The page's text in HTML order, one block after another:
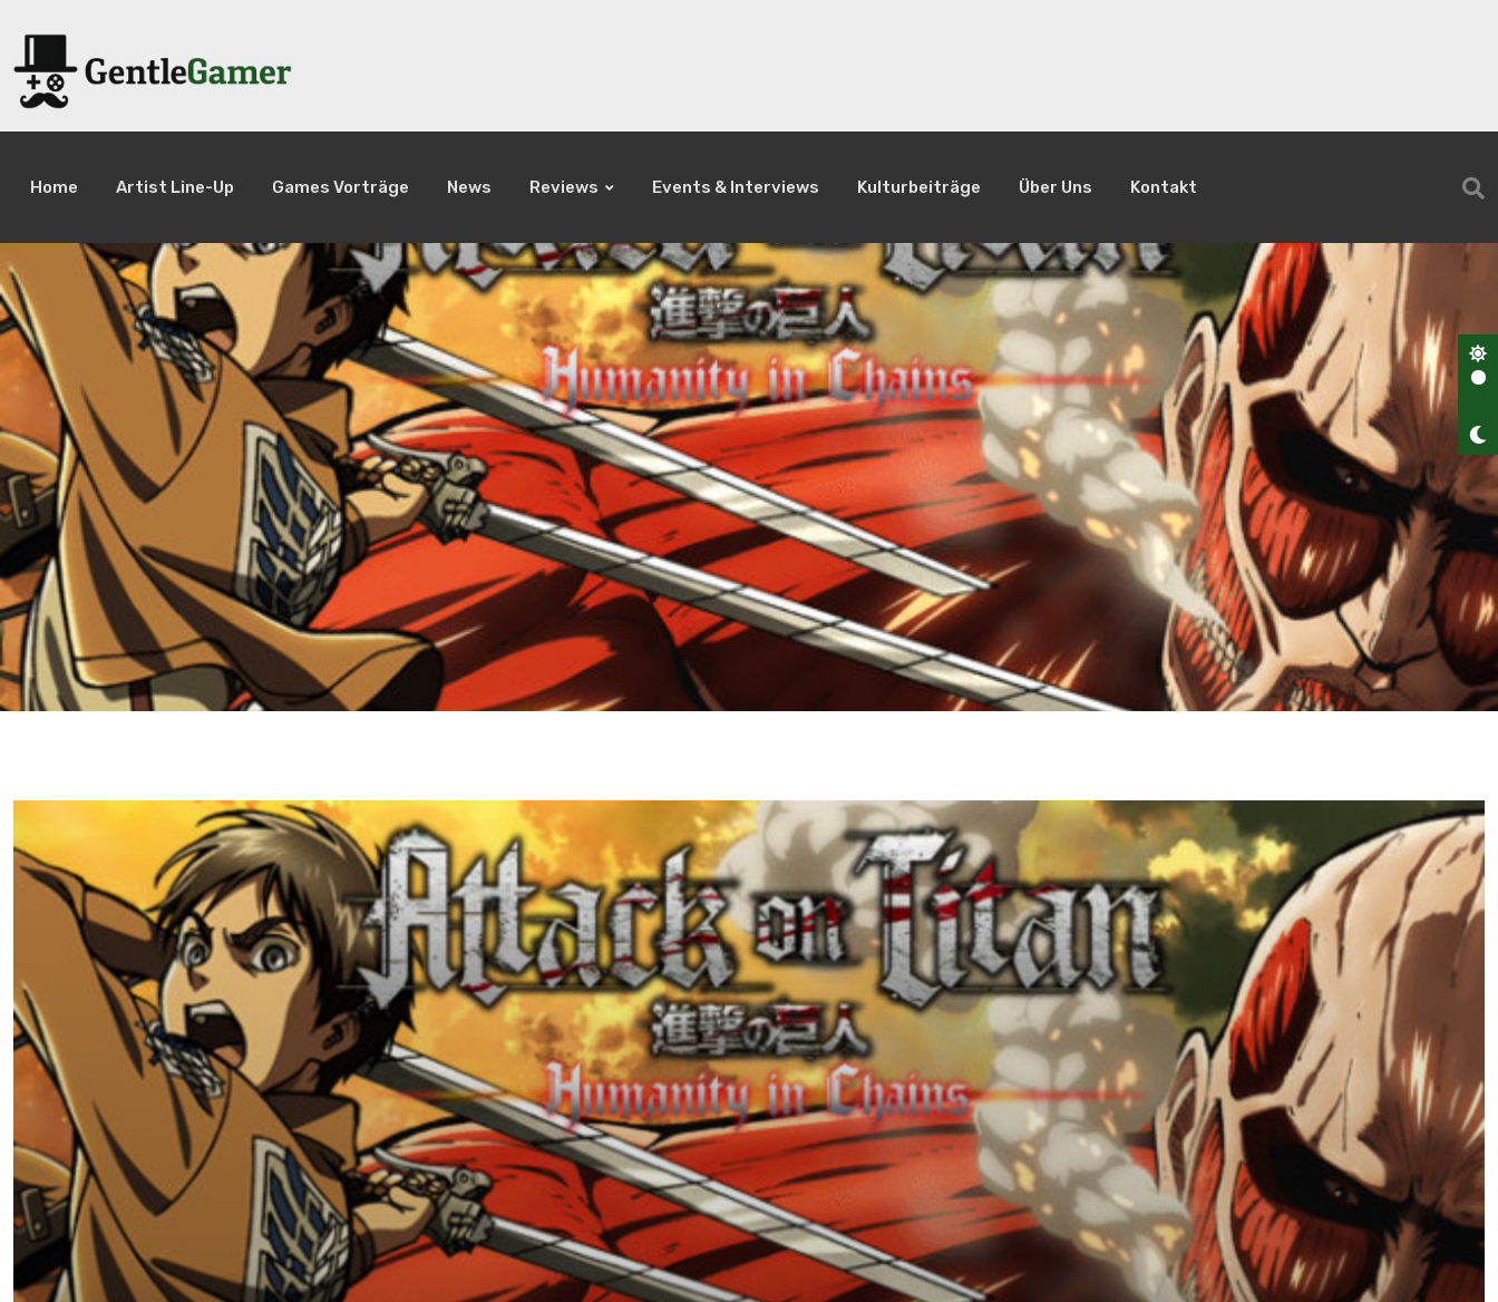
Home Artist Line-Up Games Vorträge News Reviews Events & Interviews Kulturbeiträge Über Uns Kontakt